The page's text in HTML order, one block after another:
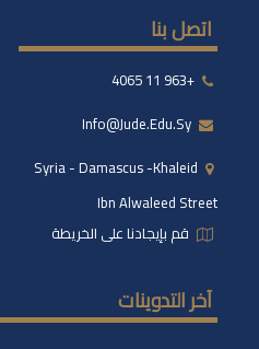
اتصل بنا
+963 11 4065
Syria - Damascus -khaleid
Ibn Alwaleed Street
قم بإيجادنا على الخريطة
آخر التدوينات